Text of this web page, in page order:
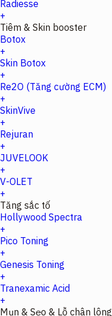
Radiesse
+
Tiêm & Skin booster
Botox
+
Skin Botox
+
Re2O (Tăng cường ECM)
+
SkinVive
+
Rejuran
+
JUVELOOK
+
V-OLET
+
Tăng sắc tố
Hollywood Spectra
+
Pico Toning
+
Genesis Toning
+
Tranexamic Acid
+
Mụn & Sẹo & Lỗ chân lông